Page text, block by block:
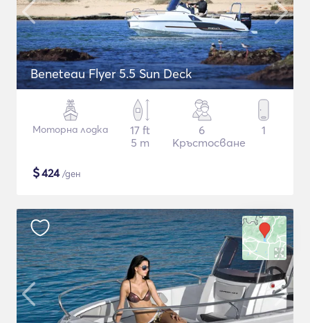
Beneteau Flyer 5.5 Sun Deck
Моторна лодка
17 ft
5 m
6
Кръстосване
1
$424/ден